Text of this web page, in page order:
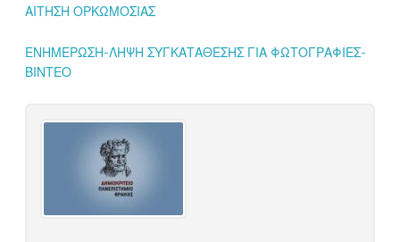
ΑΙΤΗΣΗ ΟΡΚΩΜΟΣΙΑΣ
ΕΝΗΜΕΡΩΣΗ-ΛΗΨΗ ΣΥΓΚΑΤΑΘΕΣΗΣ ΓΙΑ ΦΩΤΟΓΡΑΦΙΕΣ-
ΒΙΝΤΕΟ